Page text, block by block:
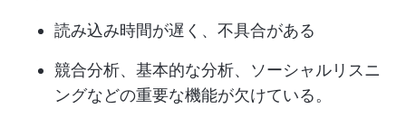
読み込み時間が遅く、不具合がある
競合分析、基本的な分析、ソーシャルリスニ
ングなどの重要な機能が欠けている。